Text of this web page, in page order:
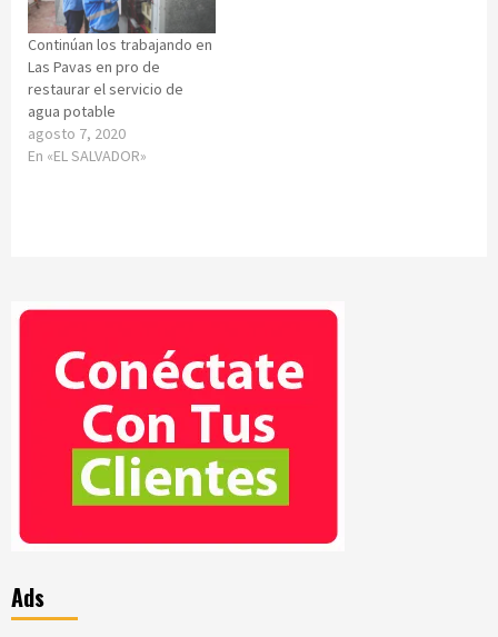
Continúan los trabajando en
Las Pavas en pro de
restaurar el servicio de
agua potable
agosto 7, 2020
En «EL SALVADOR»
Ads